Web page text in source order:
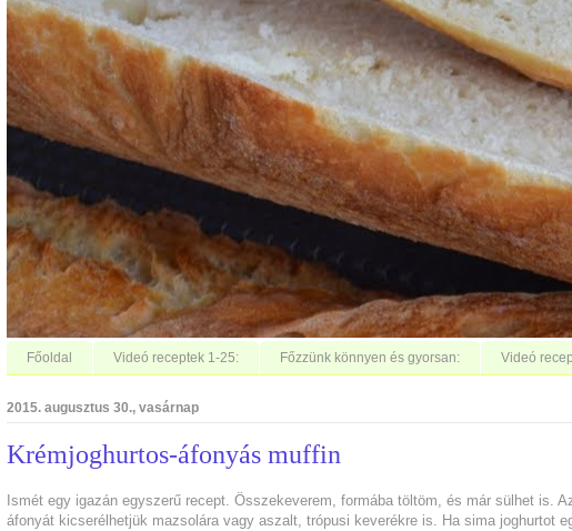
Főoldal Videó receptek 1-25: Főzzünk könnyen és gyorsan: Videó
2015. augusztus 30., vasárnap
Krémjoghurtos-áfonyás muffin
Ismét egy igazán egyszerű recept. Összekeverem, formába töltöm, és már sülhet is.
áfonyát kicserélhetjük mazsolára vagy aszalt, trópusi keverékre is. Ha sima joghurtot